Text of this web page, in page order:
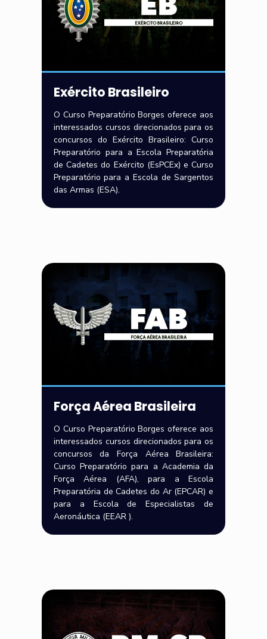
Exército Brasileiro
O Curso Preparatório Borges oferece aos
interessados cursos direcionados para os
concursos do Exército Brasileiro: Curso
Preparatório para a Escola Preparatória
de Cadetes do Exército (EsPCEx) e Curso
Preparatório para a Escola de Sargentos
das Armas (ESA).
Força Aérea Brasileira
O Curso Preparatório Borges oferece aos
interessados cursos direcionados para os
concursos da Força Aérea Brasileira:
Curso Preparatório para a Academia da
Força Aérea (AFA), para a Escola
Preparatória de Cadetes do Ar (EPCAR) e
para a Escola de Especialistas de
Aeronáutica (EEAR ).